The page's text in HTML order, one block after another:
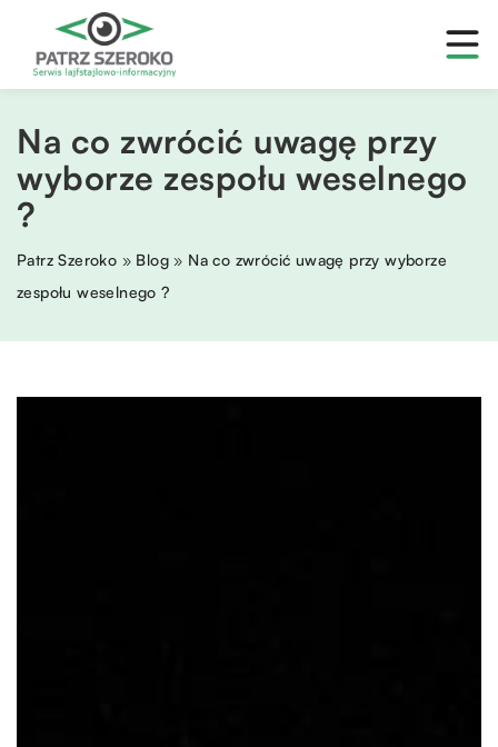
Na co zwrócić uwagę przy
wyborze zespołu weselnego
?
Patrz Szeroko » Blog » Na co zwrócić uwagę przy wyborze
zespołu weselnego ?